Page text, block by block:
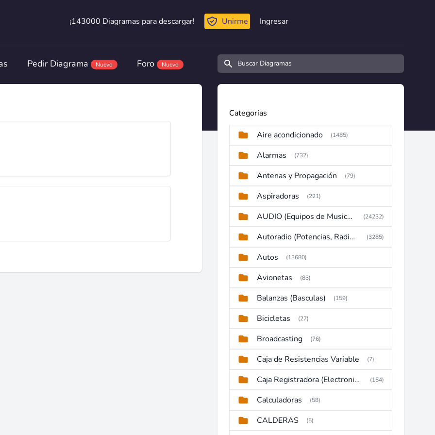
¡143000 Diagramas para descargar!
¡143000 Diagramas para descargar! Unirme Ingresar
Pedir Diagrama Nuevo Foro Nuevo Buscar diagramas y manuales
Categorías
Aire acondicionado (1485)
Alarmas (732)
Antenas y Propagación (79)
Aspiradoras (221)
AUDIO (Equipos de Musica, Amplificadores, Reproductores, Etc) (24232)
Autoradio (Potencias, Radios y DVD) (3285)
Autos (13680)
Avionetas (83)
Balanzas (Basculas) (159)
Bicicletas (27)
Broadcasting (76)
Caja de Resistencias Variable (7)
Caja Registradora (Electronic Cash Register) (154)
Calculadoras (58)
CALDERAS (5)